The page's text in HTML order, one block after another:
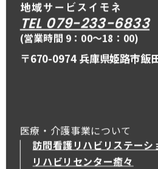
TEL 079-233-6833
(営業時間 9：00〜18：00)
〒670-0974 兵庫県姫路市飯
医療・介護事業について
訪問看護リハビリステーシ
リハビリセンター癒々